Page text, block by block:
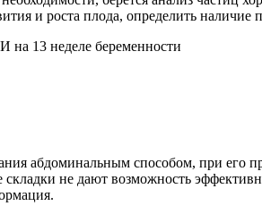
и роста плода, определить
абдоминальным способом, при
не дают возможность